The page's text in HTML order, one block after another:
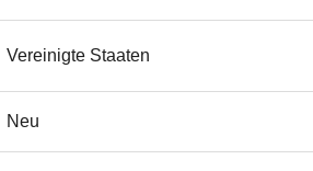
Vereinigte Staaten
Neu